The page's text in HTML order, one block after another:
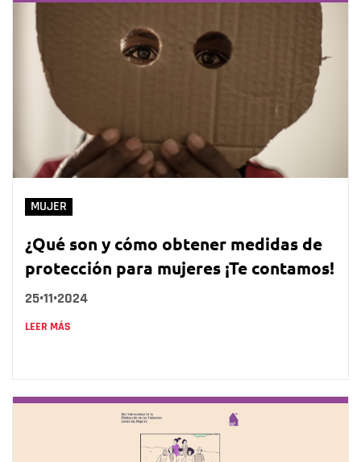
MUJER
¿Qué son y cómo obtener medidas de
protección para mujeres ¡Te contamos!
25•11•2024
LEER MÁS